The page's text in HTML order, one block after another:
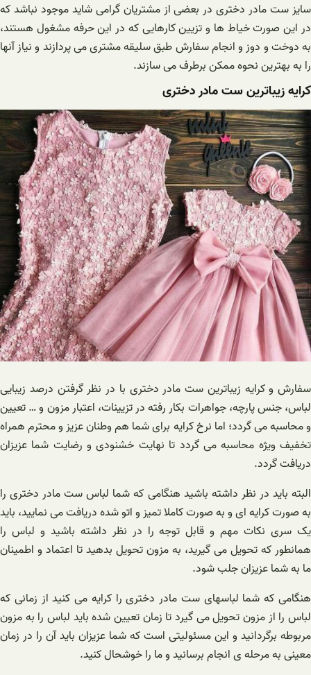
سایز ست مادر دختری در بعضی از مشتریان گرامی شاید موجود نباشد که
در این صورت خیاط ها و تزیین کارهایی که در این حرفه مشغول هستند،
به دوخت و دوز و انجام سفارش طبق سلیقه مشتری می پردازند و نیاز آنها
را به بهترین نحوه ممکن برطرف می سازند.
کرایه زیباترین ست مادر دختری
سفارش و کرایه زیباترین ست مادر دختری با در نظر گرفتن درصد زیبایی
لباس، جنس پارچه، جواهرات بکار رفته در تزیینات، اعتبار مزون و … تعیین
و محاسبه می گردد؛ اما نرخ کرایه برای شما هم وطنان عزیز و محترم همراه
تخفیف ویژه محاسبه می گردد تا نهایت خشنودی و رضایت شما عزیزان
دریافت گردد.
البته باید در نظر داشته باشید هنگامی که شما لباس ست مادر دختری را
به صورت کرایه ای و به صورت کاملا تمیز و اتو شده دریافت می نمایید، باید
یک سری نکات مهم و قابل توجه را در نظر داشته باشید و لباس را
همانطور که تحویل می گیرید، به مزون تحویل بدهید تا اعتماد و اطمینان
ما به شما عزیزان جلب شود.
هنگامی که شما لباسهای ست مادر دختری را کرایه می کنید از زمانی که
لباس را از مزون تحویل می گیرد تا زمان تعیین شده باید لباس را به مزون
مربوطه برگردانید و این مسئولیتی است که شما عزیزان باید آن را در زمان
معینی به مرحله ی انجام برسانید و ما را خوشحال کنید.